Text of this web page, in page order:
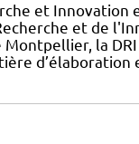
et Innovation
et de
Montpellier, la
d’élaboration